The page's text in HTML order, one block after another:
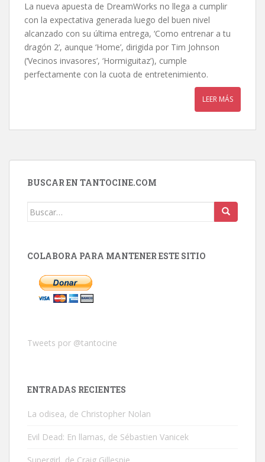
La nueva apuesta de DreamWorks no llega a cumplir
con la expectativa generada luego del buen nivel
alcanzado con su última entrega, ‘Como entrenar a tu
dragón 2’, aunque ‘Home’, dirigida por Tim Johnson
(‘Vecinos invasores’, ‘Hormiguitaz’), cumple
perfectamente con la cuota de entretenimiento.
LEER MÁS
BUSCAR EN TANTOCINE.COM
Buscar:
COLABORA PARA MANTENER ESTE SITIO
Tweets por @tantocine
ENTRADAS RECIENTES
La odisea, de Christopher Nolan
Evil Dead: En llamas, de Sébastien Vanicek